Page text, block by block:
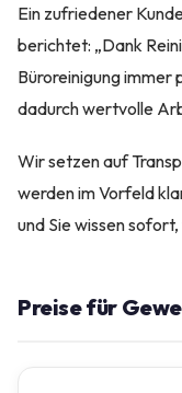
Ein zufriedener
berichtet: „Dank
Büroreinigung immer
dadurch wertvolle
Wir setzen auf
werden im Vorfeld
und Sie wissen
Preise für